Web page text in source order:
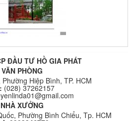
ĐẦU TƯ HỒ GIA PHÁT
VĂN PHÒNG
Hiệp Bình, TP. HCM
(028) 37262157
NHÀ XƯỞNG
Phường Bình Chiểu, Tp. HCM